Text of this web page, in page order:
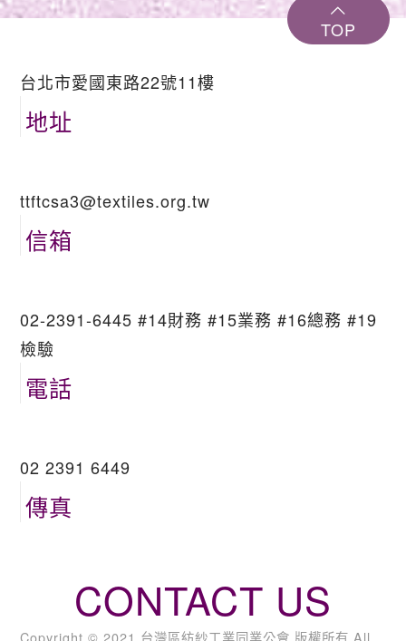
台北市愛國東路22號11樓
地址
ttftcsa3@textiles.org.tw
信箱
02-2391-6445 #14財務 #15業務 #16總務 #19
檢驗
電話
02 2391 6449
傳真
TOP
CONTACT US
Copyright © 2021 台灣區紡紗工業同業公會 版權所有 All